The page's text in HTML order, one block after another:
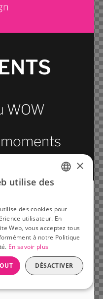
WOW
×
utilise des
des cookies pour
utilisateur. En
Web, vous acceptez tous
à notre Politique
En savoir plus
DÉSACTIVER